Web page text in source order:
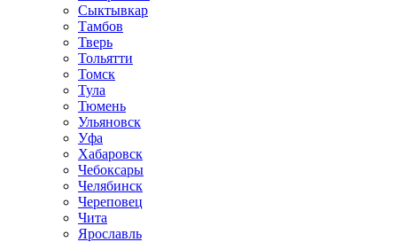
Сыктывкар
Тамбов
Тверь
Тольятти
Томск
Тула
Тюмень
Ульяновск
Уфа
Хабаровск
Чебоксары
Челябинск
Череповец
Чита
Ярославль